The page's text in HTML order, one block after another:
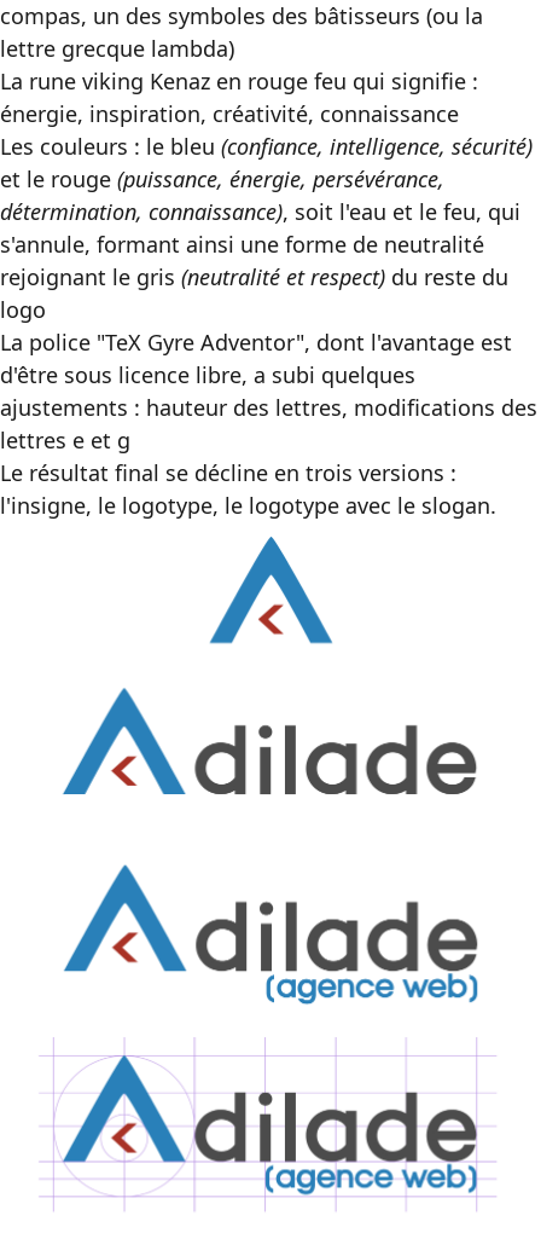
compas, un des symboles des bâtisseurs (ou la
lettre grecque lambda)
La rune viking Kenaz en rouge feu qui signifie :
énergie, inspiration, créativité, connaissance
Les couleurs : le bleu (confiance, intelligence, sécurité)
et le rouge (puissance, énergie, persévérance,
détermination, connaissance), soit l'eau et le feu, qui
s'annule, formant ainsi une forme de neutralité
rejoignant le gris (neutralité et respect) du reste du
logo
La police "TeX Gyre Adventor", dont l'avantage est
d'être sous licence libre, a subi quelques
ajustements : hauteur des lettres, modifications des
lettres e et g
Le résultat final se décline en trois versions :
l'insigne, le logotype, le logotype avec le slogan.